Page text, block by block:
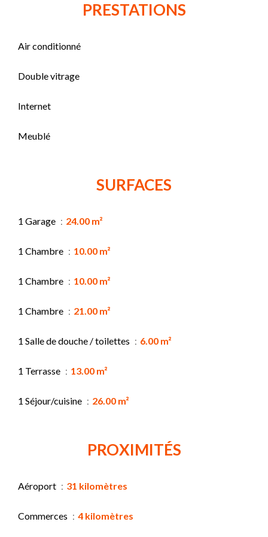
PRESTATIONS
Air conditionné
Double vitrage
Internet
Meublé
SURFACES
1 Garage 24.00 m²
1 Chambre 10.00 m²
1 Chambre 10.00 m²
1 Chambre 21.00 m²
1 Salle de douche / toilettes 6.00 m²
1 Terrasse 13.00 m²
1 Séjour/cuisine 26.00 m²
PROXIMITÉS
Aéroport 31 kilomètres
Commerces 4 kilomètres